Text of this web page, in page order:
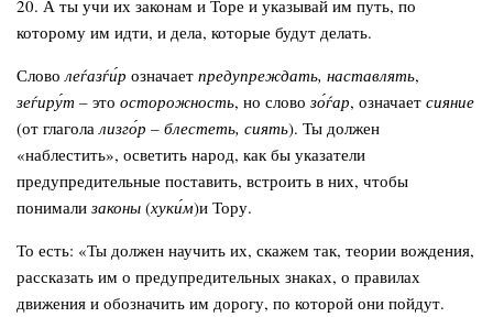
20. А ты учи их законам и Торе и указывай им путь, по
которому им идти, и дела, которые будут делать.
Словолеѓазѓи́р означает предупреждать, наставлять,
зеѓиру́т – это осторожность, но слово зо́ѓар, означает сияние
(от глаголализго́р – блестеть, сиять). Ты должен
«наблестить», осветить народ, как бы указатели
предупредительные поставить, встроить в них, чтобы
понимали законы (хуки́м)и Тору.
То есть: «Ты должен научить их, скажем так, теории вождения,
рассказать им о предупредительных знаках, о правилах
движения и обозначить им дорогу, по которой они пойдут.